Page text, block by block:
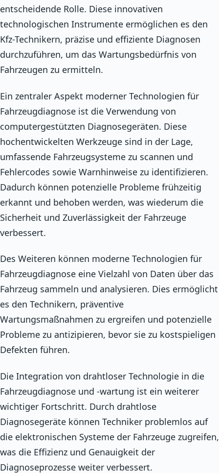
entscheidende Rolle. Diese innovativen
technologischen Instrumente ermöglichen es den
Kfz-Technikern, präzise und effiziente Diagnosen
durchzuführen, um das Wartungsbedürfnis von
Fahrzeugen zu ermitteln.
Ein zentraler Aspekt moderner Technologien für
Fahrzeugdiagnose ist die Verwendung von
computergestützten Diagnosegeräten. Diese
hochentwickelten Werkzeuge sind in der Lage,
umfassende Fahrzeugsysteme zu scannen und
Fehlercodes sowie Warnhinweise zu identifizieren.
Dadurch können potenzielle Probleme frühzeitig
erkannt und behoben werden, was wiederum die
Sicherheit und Zuverlässigkeit der Fahrzeuge
verbessert.
Des Weiteren können moderne Technologien für
Fahrzeugdiagnose eine Vielzahl von Daten über das
Fahrzeug sammeln und analysieren. Dies ermöglicht
es den Technikern, präventive
Wartungsmaßnahmen zu ergreifen und potenzielle
Probleme zu antizipieren, bevor sie zu kostspieligen
Defekten führen.
Die Integration von drahtloser Technologie in die
Fahrzeugdiagnose und -wartung ist ein weiterer
wichtiger Fortschritt. Durch drahtlose
Diagnosegeräte können Techniker problemlos auf
die elektronischen Systeme der Fahrzeuge zugreifen,
was die Effizienz und Genauigkeit der
Diagnoseprozesse weiter verbessert.